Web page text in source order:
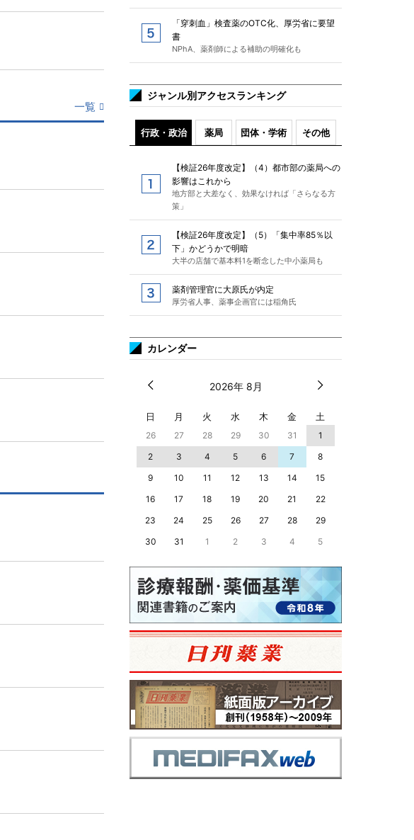
一覧
「穿刺血」検査薬のOTC化、厚労省に要望
書
NPhA、薬剤師による補助の明確化も
ジャンル別アクセスランキング
行政・政治 薬局 団体・学術 その他
【検証26年度改定】（4）都市部の薬局への
影響はこれから
地方部と大差なく、効果なければ「さらなる方
策」
【検証26年度改定】（5）「集中率85％以
下」かどうかで明暗
大半の店舗で基本料1を断念した中小薬局も
薬剤管理官に大原氏が内定
厚労省人事、薬事企画官には稲角氏
カレンダー
2026年 8月
日 月 火 水 木 金 土
26 27 28 29 30 31
1
2
3 4 5 6 7
8
9
10 11 12 13 14
15
16
17 18 19 20 21
22
23
24 25 26 27 28
29
30
31 1 2 3 4 5